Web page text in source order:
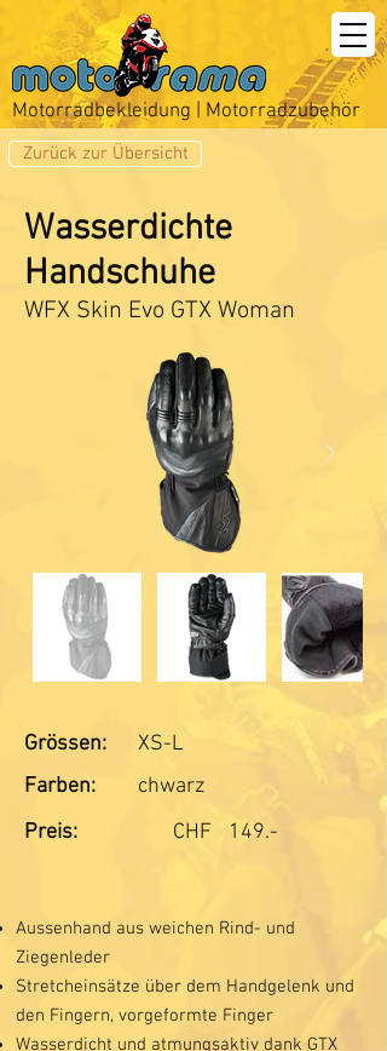
Motorradbekleidung | Motorradzubehör
Zurück zur Übersicht
Wasserdichte
Handschuhe
WFX Skin Evo GTX Woman
Farben: chwarz
Grössen: XS-L
Preis: CHF 149.-
Aussenhand aus weichen Rind- und
Ziegenleder
Stretcheinsätze über dem Handgelenk und
den Fingern, vorgeformte Finger
Wasserdicht und atmungsaktiv dank GTX